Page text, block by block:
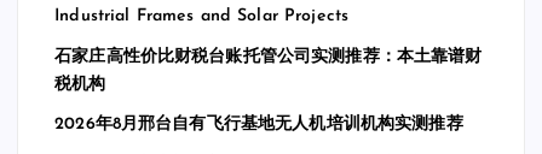
Industrial Frames and Solar Projects
石家庄高性价比财税台账托管公司实测推荐：本土靠谱财
税机构
2026年8月邢台自有飞行基地无人机培训机构实测推荐